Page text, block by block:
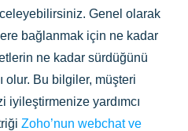
Genel olarak
bağlanmak için ne kadar
ne kadar sürdüğünü
olur. Bu bilgiler, müşteri
iyileştirmenize yardımcı
Zoho’nun webchat ve